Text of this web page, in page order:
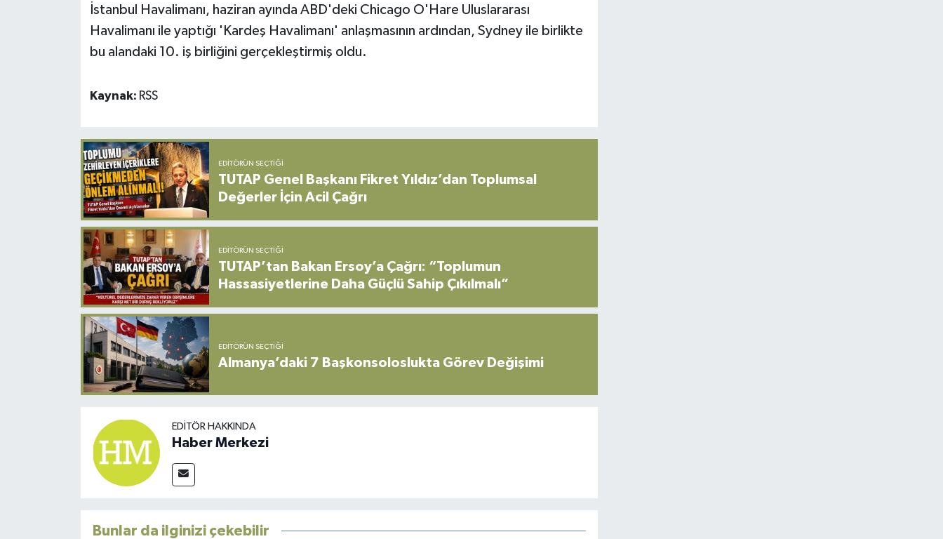
İstanbul Havalimanı, haziran ayında ABD'deki Chicago O'Hare Uluslararası
Havalimanı ile yaptığı 'Kardeş Havalimanı' anlaşmasının ardından, Sydney ile birlikte
bu alandaki 10. iş birliğini gerçekleştirmiş oldu.
Kaynak: RSS
EDITÖRÜN SEÇTIĞI
TUTAP Genel Başkanı Fikret Yıldız’dan Toplumsal
Değerler İçin Acil Çağrı
EDITÖRÜN SEÇTIĞI
TUTAP’tan Bakan Ersoy’a Çağrı: “Toplumun
Hassasiyetlerine Daha Güçlü Sahip Çıkılmalı”
EDITÖRÜN SEÇTIĞI
Almanya’daki 7 Başkonsoloslukta Görev Değişimi
EDITÖR HAKKINDA
Haber Merkezi
Bunlar da ilginizi çekebilir